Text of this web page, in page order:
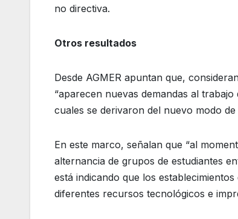
no directiva.
Otros resultados
Desde AGMER apuntan que,
“aparecen nuevas demandas al
cuales se derivaron del nuevo modo
En este marco, señalan que “al
alternancia de grupos de estudiantes
está indicando que los
diferentes recursos tecnológicos e